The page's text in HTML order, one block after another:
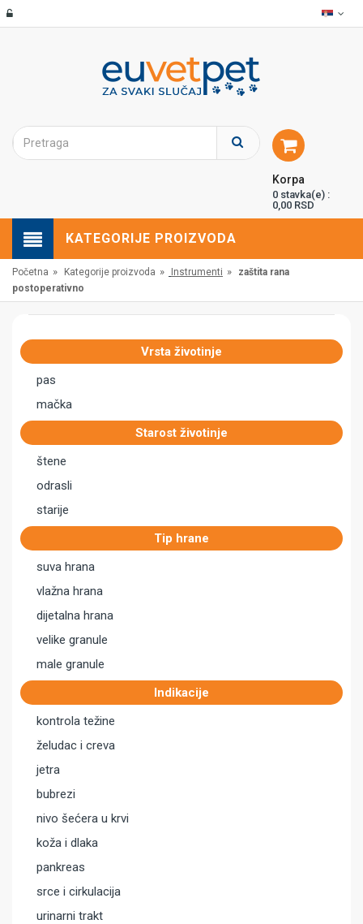
Korpa
0 stavka(e) :
0,00 RSD
KATEGORIJE PROIZVODA
Početna » Kategorije proizvoda » Instrumenti »
zaštita rana
postoperativno
Vrsta životinje
pas
mačka
Starost životinje
štene
odrasli
starije
Tip hrane
suva hrana
vlažna hrana
dijetalna hrana
velike granule
male granule
Indikacije
kontrola težine
želudac i creva
jetra
bubrezi
nivo šećera u krvi
koža i dlaka
pankreas
srce i cirkulacija
urinarni trakt